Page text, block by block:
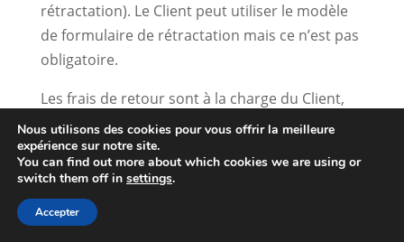
rétractation). Le Client peut utiliser le modèle
de formulaire de rétractation mais ce n’est pas
obligatoire.
Les frais de retour sont à la charge du Client,
sauf si le bien ne peut être normalement
renvoyé par la Poste, auquel cas l’Exploitant
récupèrera le Produit à ses frais.
Les exceptions de l’article L.221-28 du Code de
Nous utilisons des cookies pour vous offrir la meilleure
expérience sur notre site.
You can find out more about which cookies we are using or
switch them off in settings.
Accepter